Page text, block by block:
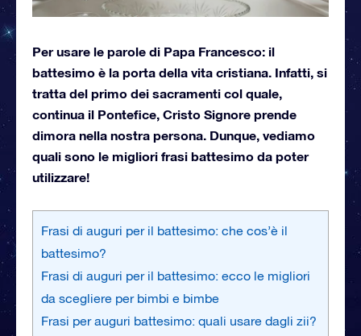
Per usare le parole di Papa Francesco: il
battesimo è la porta della vita cristiana. Infatti, si
tratta del primo dei sacramenti col quale,
continua il Pontefice, Cristo Signore prende
dimora nella nostra persona. Dunque, vediamo
quali sono le migliori frasi battesimo da poter
utilizzare!
Frasi di auguri per il battesimo: che cos’è il
battesimo?
Frasi di auguri per il battesimo: ecco le migliori
da scegliere per bimbi e bimbe
Frasi per auguri battesimo: quali usare dagli zii?